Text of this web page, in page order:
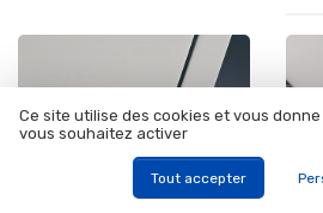
Ce site utilise des cookies et vous
vous souhaitez activer
Tout accepter